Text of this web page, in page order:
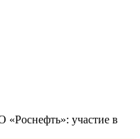
участие в